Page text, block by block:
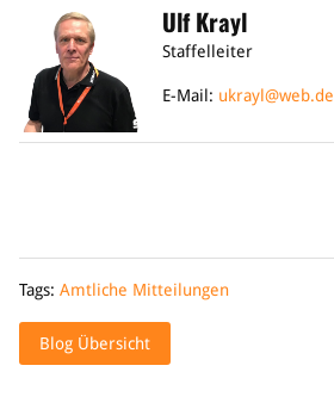
Vereinsfanshops
Ulf Krayl
Staffelleiter
E-Mail: ukrayl@web.de
Tags: Amtliche Mitteilungen
Blog Übersicht